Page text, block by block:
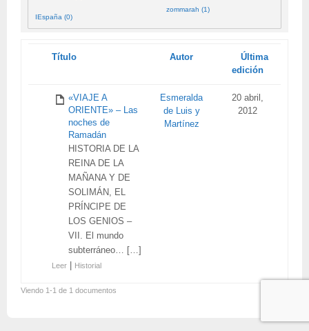
IEspaña (0)
zommarah (1)
Tienes
Título Autor
Última
edición
«VIAJE A
ORIENTE» – Las
noches de
Ramadán
HISTORIA DE LA
REINA DE LA
MAÑANA Y DE
SOLIMÁN, EL
PRÍNCIPE DE
LOS GENIOS –
VII. El mundo
subterráneo… […]
Leer Historial
Esmeralda
de Luis y
Martínez
20 abril,
2012
Viendo 1-1 de 1 documentos